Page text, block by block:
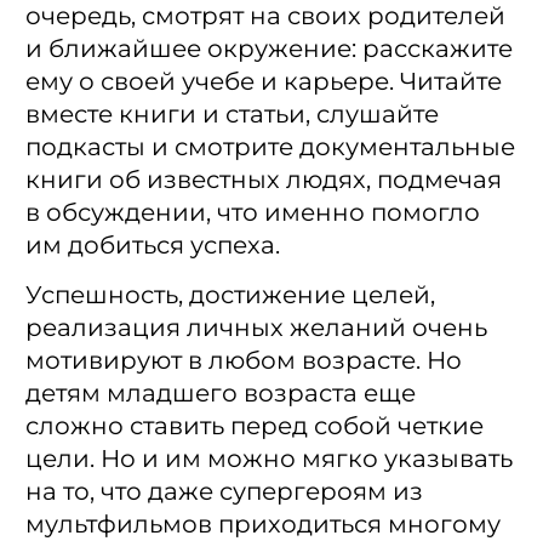
очередь, смотрят на своих родителей
и ближайшее окружение: расскажите
ему о своей учебе и карьере. Читайте
вместе книги и статьи, слушайте
подкасты и смотрите документальные
книги об известных людях, подмечая
в обсуждении, что именно помогло
им добиться успеха.
Успешность, достижение целей,
реализация личных желаний очень
мотивируют в любом возрасте. Но
детям младшего возраста еще
сложно ставить перед собой четкие
цели. Но и им можно мягко указывать
на то, что даже супергероям из
мультфильмов приходиться многому